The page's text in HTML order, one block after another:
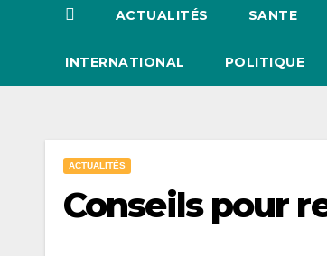
ACTUALITÉS SANTE
INTERNATIONAL POLITIQUE
ACTUALITÉS
Conseils pour